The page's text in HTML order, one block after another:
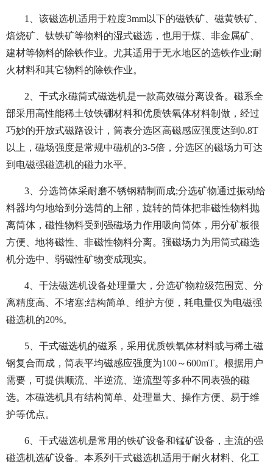
1、该磁选机适用于粒度3mm以下的磁铁矿、磁黄铁矿、
焙烧矿、钛铁矿等物料的湿式磁选，也用于煤、非金属矿、
建材等物料的除铁作业。尤其适用于无水地区的选铁作业;耐
火材料和其它物料的除铁作业。
2、干式永磁筒式磁选机是一款高效磁分离设备。磁系全
部采用高性能稀土钕铁硼材料和优质铁氧体材料制做，经过
巧妙的开放式磁路设计，筒表分选区高磁感应强度达到0.8T
以上，磁场强度是常规中磁机的3-5倍，分选区的磁场力可达
到电磁强磁选机的磁力水平。
3、分选筒体采耐磨不锈钢精制而成;分选矿物通过振动给
料器均匀地给到分选筒的上部，旋转的筒体把非磁性物料抛
离筒体，磁性物料受到强磁场力作用吸向筒体，用分矿板很
方便、地将磁性、非磁性物料分离。强磁场力为用筒式磁选
机分选中、弱磁性矿物变成现实。
4、干法磁选机设备处理量大，分选矿物粒级范围宽、分
离精度高、不堵塞;结构简单、维护方便，耗电量仅为电磁强
磁选机的20%。
5、干式磁选机的磁系，采用优质铁氧体材料或与稀土磁
钢复合而成，筒表平均磁感应强度为100～600mT。根据用户
需要，可提供顺流、半逆流、逆流型等多种不同表强的磁
选。本磁选机具有结构简单、处理量大、操作方便、易于维
护等优点。
6、干式磁选机是常用的铁矿设备和锰矿设备，主流的强
磁选机选矿设备。本系列干式磁选机适用于耐火材料、化工